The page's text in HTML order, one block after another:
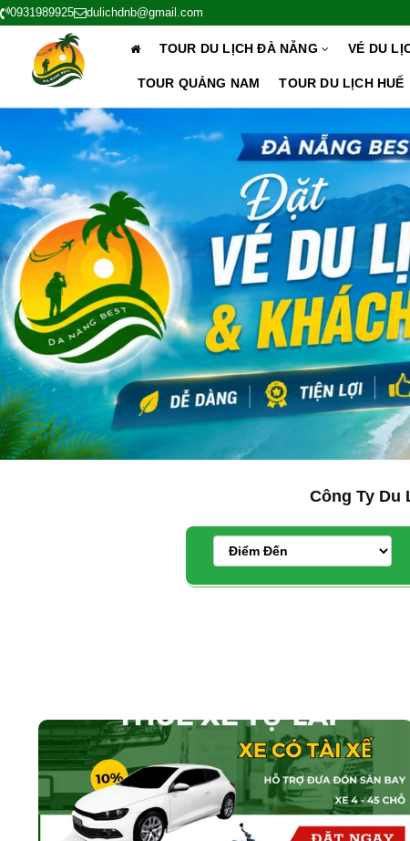
0931989925 dulichdnb@gmail.com
TOUR DU LỊCH ĐÀ NẴNG VÉ DU
TOUR QUẢNG NAM TOUR DU LỊCH HUẾ
Công Ty Du